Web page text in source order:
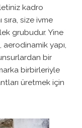
kadro
size ivme
grubudur. Yine
yapı,
bir
birbirleriyle
üretmek için